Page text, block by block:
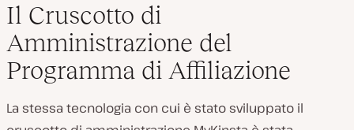
Il Cruscotto di
Amministrazione del
Programma di Affiliazione
La stessa tecnologia con cui è stato sviluppato il